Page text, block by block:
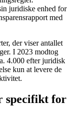
juridiske enhed for
med
der viser antallet
I 2023 modtog
4.000 efter juridisk
kun at levere de
specifikt for